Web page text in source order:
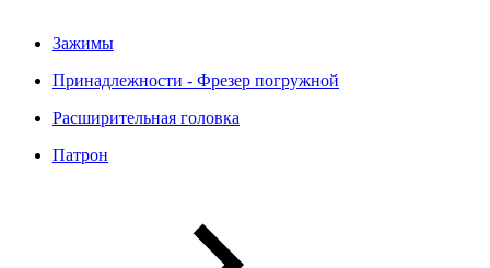
Зажимы
Принадлежности - Фрезер погружной
Расширительная головка
Патрон